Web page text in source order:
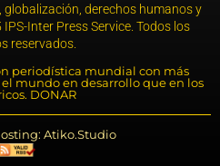
derechos humanos y
Inter Press Service. Todos los
reservados.
periodística mundial con más
mundo en desarrollo que en los
DONAR
Atiko.Studio